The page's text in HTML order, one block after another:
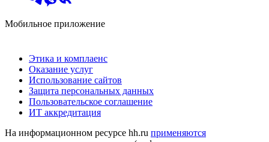
Мобильное приложение
Этика и комплаенс
Оказание услуг
Использование сайтов
Защита персональных данных
Пользовательское соглашение
ИТ аккредитация
На информационном ресурсе hh.ru применяются